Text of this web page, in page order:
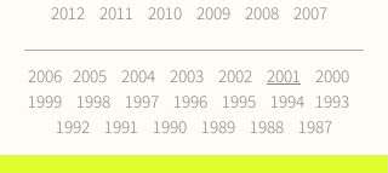
2012
2011 2010 2009 2008 2007
2006 2005 2004 2003 2002 2001
2000
1999
1998 1997 1996 1995 1994 1993
1992
1991 1990 1989 1988 1987